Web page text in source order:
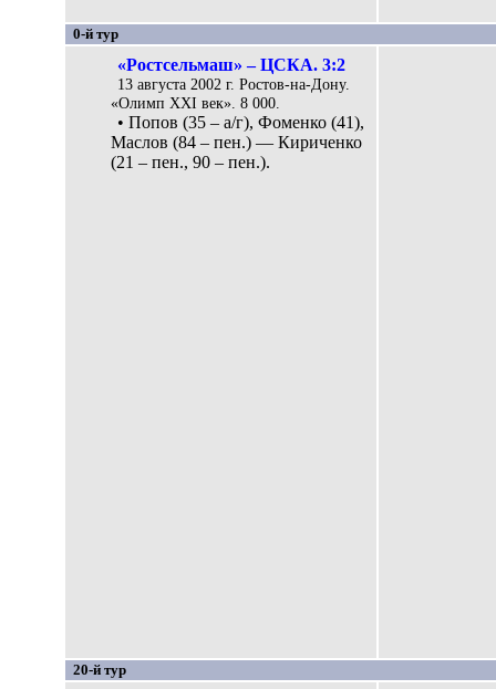
0-й тур
«Ростсельмаш» – ЦСКА. 3:2
13 августа 2002 г. Ростов-на-Дону.
«Олимп XXI век». 8 000.
• Попов (35 – а/г), Фоменко (41),
Маслов (84 – пен.) — Кириченко
(21 – пен., 90 – пен.).
20-й тур